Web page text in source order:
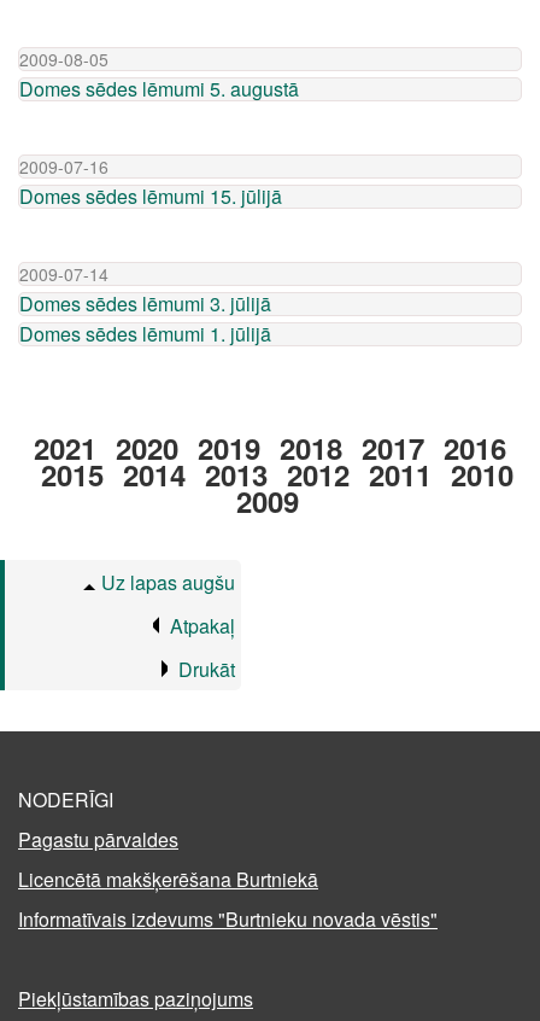
2009-08-05
Domes sēdes lēmumi 5. augustā
2009-07-16
Domes sēdes lēmumi 15. jūlijā
2009-07-14
Domes sēdes lēmumi 3. jūlijā
Domes sēdes lēmumi 1. jūlijā
2021 2020 2019 2018 2017 2016
2015 2014 2013 2012 2011 2010
2009
Uz lapas augšu
Atpakaļ
Drukāt
NODERĪGI
Pagastu pārvaldes
Licencētā makšķerēšana Burtniekā
Informatīvais izdevums "Burtnieku novada vēstis"
Piekļūstamības paziņojums